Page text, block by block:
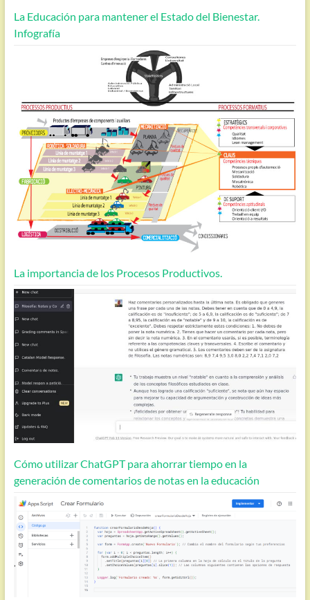
La Educación para mantener el Estado del Bienestar.
Infografía
La importancia de los Procesos Productivos.
Cómo utilizar ChatGPT para ahorrar tiempo en la
generación de comentarios de notas en la educación